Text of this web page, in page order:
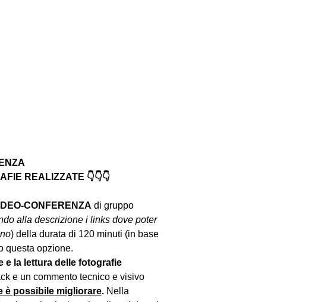
REALIZZATE 👇👇👇
CONFERENZA di gruppo
alla descrizione i links dove poter
) della durata di 120 minuti (in base
questa opzione.
e la lettura delle fotografie
e un commento tecnico e visivo
è possibile migliorare. Nella